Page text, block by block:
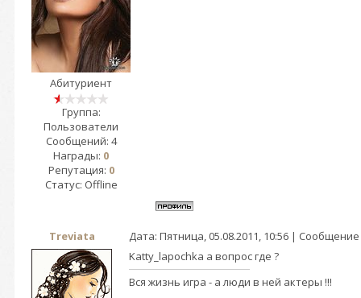
Абитуриент
Группа:
Пользователи
Сообщений: 4
Награды: 0
Репутация: 0
Статус: Offline
Treviata Дата: Пятница, 05.08.2011, 10:56 |
Katty_lapochka а вопрос где ?
Вся жизнь игра - а люди в ней актеры !!!